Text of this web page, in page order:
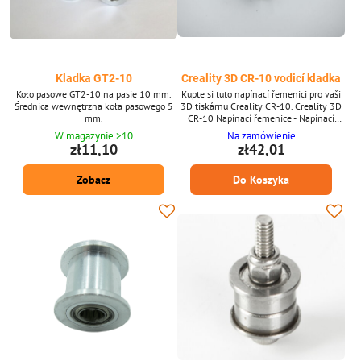
Kladka GT2-10
Koło pasowe GT2-10 na pasie 10 mm.
Średnica wewnętrzna koła pasowego 5
mm.
W magazynie >10
zł11,10
Zobacz
Creality 3D CR-10 vodicí kladka
Kupte si tuto napínací řemenici pro vaši
3D tiskárnu Creality CR-10. Creality 3D
CR-10 Napínací řemenice - Napínací
řemenice - Vnitřní průměr 3,92 mm - Pro
3D tiskárny Creality
Na zamówienie
zł42,01
Do Koszyka